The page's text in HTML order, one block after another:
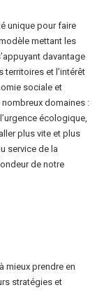
unique pour faire
mettant les
davantage
territoires et l’intérêt
sociale et
domaines :
écologique,
plus vite et plus
service de la
de notre
mieux prendre en
stratégies et